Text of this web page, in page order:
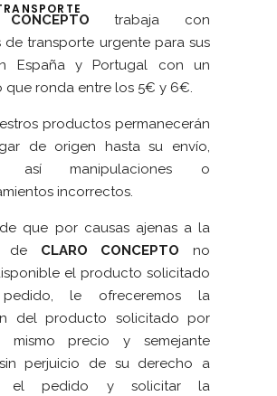
CONCEPTOtrabaja con
de transporte urgente para sus
España y Portugal con un
que ronda entre los 5€ y 6€.
productos permanecerán
de origen hasta su envío,
así manipulaciones o
incorrectos.
que por causas ajenas a la
de CLARO CONCEPTO
no
el producto solicitado
le ofreceremos la
del producto solicitado por
precio y semejante
perjuicio de su derecho a
el pedido y solicitar la